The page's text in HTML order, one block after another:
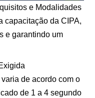
e Modalidades
capacitação da CIPA,
e garantindo um
de acordo com o
de 1 a 4 segundo